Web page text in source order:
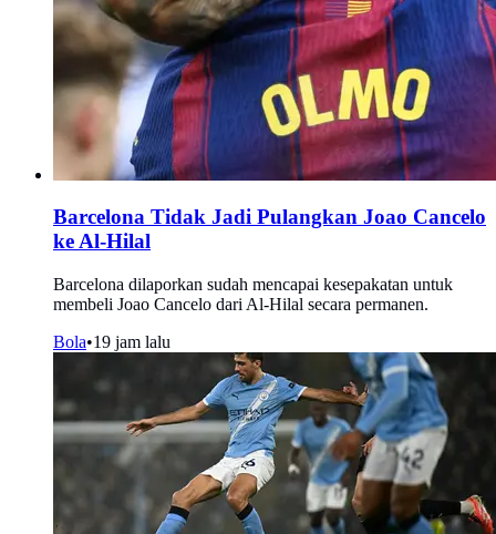
Barcelona Tidak Jadi Pulangkan Joao Cancelo
ke Al-Hilal
Barcelona dilaporkan sudah mencapai kesepakatan untuk
membeli Joao Cancelo dari Al-Hilal secara permanen.
Bola•19 jam lalu